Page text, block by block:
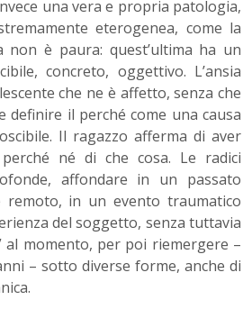
una vera e propria patologia,
eterogenea, come la
non è paura: quest’ultima ha un
concreto, oggettivo. L’ansia
che ne è affetto, senza che
definire il perché come una causa
Il ragazzo afferma di aver
né di che cosa. Le radici
affondare in un passato
remoto, in un evento traumatico
del soggetto, senza tuttavia
al momento, per poi riemergere –
– sotto diverse forme, anche di